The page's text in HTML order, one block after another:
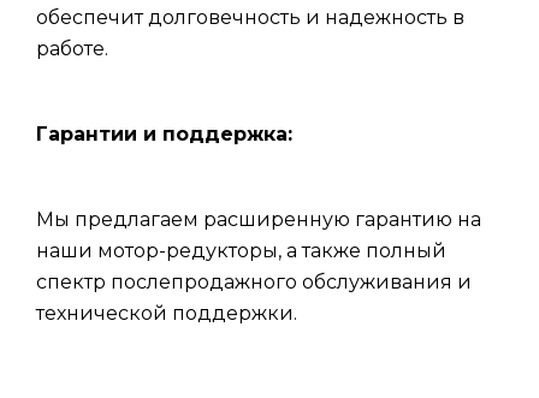
обеспечит долговечность и надежность в
работе.
Гарантии и поддержка:
Мы предлагаем расширенную гарантию на
наши мотор-редукторы, а также полный
спектр послепродажного обслуживания и
технической поддержки.